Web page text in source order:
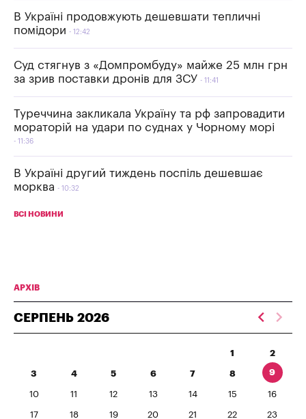
В Україні продовжують дешевшати тепличні
помідори
12:42
Суд стягнув з «Домпромбуду» майже 25 млн грн
за зрив поставки дронів для ЗСУ
11:41
Туреччина закликала Україну та рф запровадити
мораторій на удари по суднах у Чорному морі
11:36
В Україні другий тиждень поспіль дешевшає
морква
10:32
ВСІ НОВИНИ
АРХІВ
СЕРПЕНЬ 2026
1 2
3 4 5 6 7 8 9
10 11 12 13 14 15 16
17 18 19 20 21 22 23